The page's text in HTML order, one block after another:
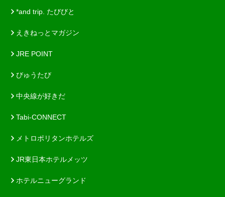
*and trip. たびびと
えきねっとマガジン
JRE POINT
びゅうたび
中央線が好きだ
Tabi-CONNECT
メトロポリタンホテルズ
JR東日本ホテルメッツ
ホテルニューグランド